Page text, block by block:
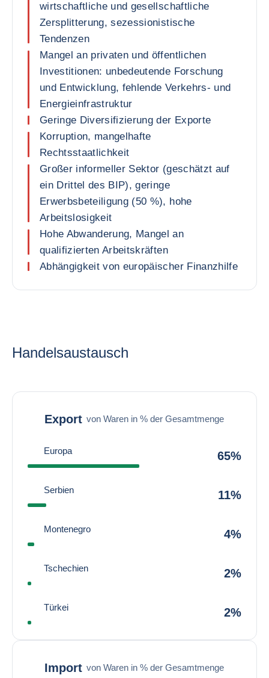
wirtschaftliche und gesellschaftliche
Zersplitterung, sezessionistische
Tendenzen
Mangel an privaten und öffentlichen
Investitionen: unbedeutende Forschung
und Entwicklung, fehlende Verkehrs- und
Energieinfrastruktur
Geringe Diversifizierung der Exporte
Korruption, mangelhafte
Rechtsstaatlichkeit
Großer informeller Sektor (geschätzt auf
ein Drittel des BIP), geringe
Erwerbsbeteiligung (50 %), hohe
Arbeitslosigkeit
Hohe Abwanderung, Mangel an
qualifizierten Arbeitskräften
Abhängigkeit von europäischer Finanzhilfe
Handelsaustausch
Export von Waren in % der Gesamtmenge
Europa 65%
Serbien 11%
Montenegro 4%
Tschechien 2%
Türkei 2%
Import von Waren in % der Gesamtmenge